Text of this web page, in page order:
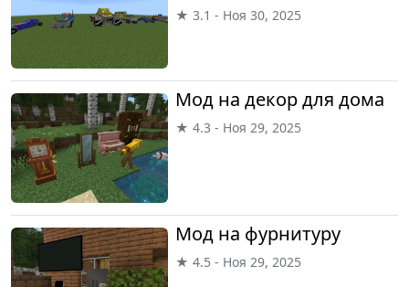
★ 3.1 - Ноя 30, 2025
Мод на декор для дома
★ 4.3 - Ноя 29, 2025
Мод на фурнитуру
★ 4.5 - Ноя 29, 2025